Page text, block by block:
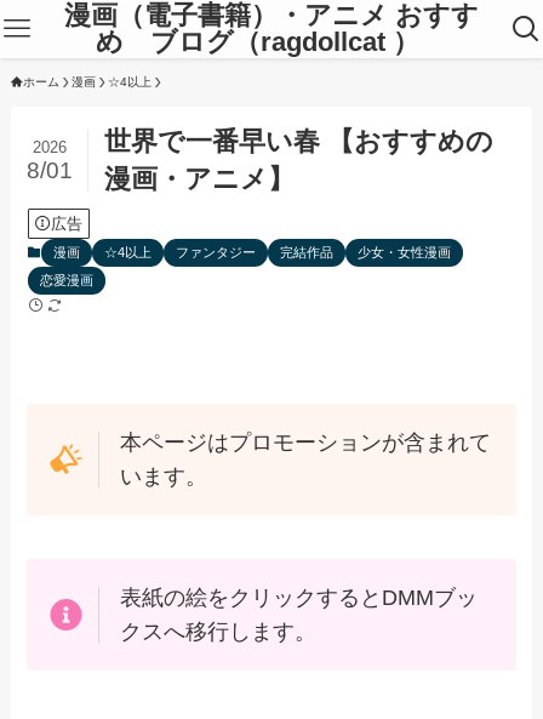
漫画（電子書籍）・アニメ おすす
め ブログ（ragdollcat ）
ホーム 漫画 ☆4以上
世界で一番早い春 【おすすめの
漫画・アニメ】
2026
8/01
広告
漫画 ☆4以上 ファンタジー 完結作品
少女・女性漫画
恋愛漫画
本ページはプロモーションが含まれて
います。
表紙の絵をクリックするとDMMブッ
クスへ移行します。